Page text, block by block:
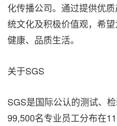
化传播公司。通过提供优
统文化及积极价值观，希望
健康、品质生活。
关于SGS
SGS是国际公认的测试、
99,500名专业员工分布在